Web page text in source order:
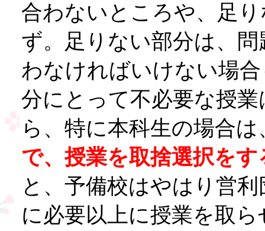
合わないところや、足
ず。足りない部分は、
わなければいけない場
分にとって不必要な授
ら、特に本科生の場合は
で、授業を取捨選択を
と、予備校はやはり営
に必要以上に授業を取